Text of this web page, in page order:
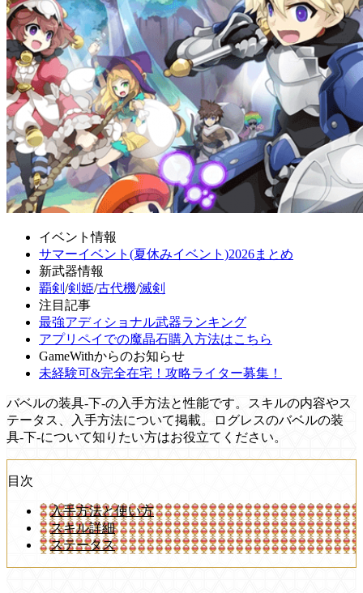
イベント情報
サマーイベント(夏休みイベント)2026まとめ
新武器情報
覇剣 /剣姫/古代機/滅剣
注目記事
最強アディショナル武器ランキング
アプリペイでの魔晶石購入方法はこちら
GameWithからのお知らせ
未経験可&完全在宅！攻略ライター募集！
バベルの装具-下-の入手方法と性能です。スキルの内容やス
テータス、入手方法について掲載。ログレスのバベルの装
具-下-について知りたい方はお役立てください。
目次
入手方法と使い方
スキル詳細
ステータス